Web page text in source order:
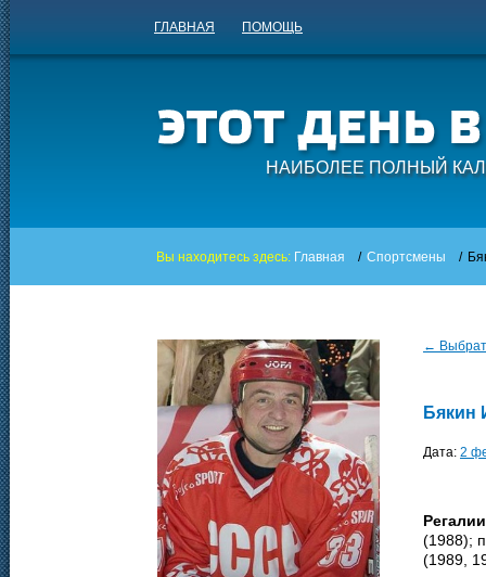
ГЛАВНАЯ ПОМОЩЬ
НАИБОЛЕЕ ПОЛНЫЙ
Вы находитесь здесь: Главная / Спортсмены /
←
Бякин
Дата: 2
(1988);
(1989,